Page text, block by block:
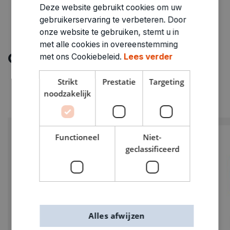
Ontdek meer
Deze website gebruikt cookies om uw
gebruikerservaring te verbeteren. Door
onze website te gebruiken, stemt u in
met alle cookies in overeenstemming
met ons Cookiebeleid. Lees verder
Strikt
noodzakelijk
Prestatie Targeting
Functioneel
Niet-
geclassificeerd
Alles afwijzen